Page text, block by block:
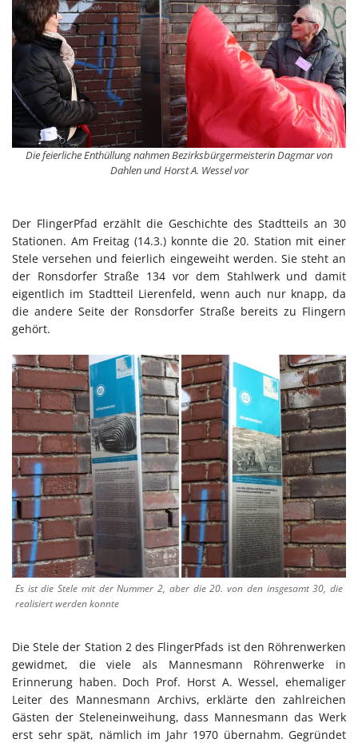
Die feierliche Enthüllung nahmen Bezirksbürgermeisterin Dagmar von
Dahlen und Horst A. Wessel vor
Der FlingerPfad erzählt die Geschichte des Stadtteils an 30
Stationen. Am Freitag (14.3.) konnte die 20. Station mit einer
Stele versehen und feierlich eingeweiht werden. Sie steht an
der Ronsdorfer Straße 134 vor dem Stahlwerk und damit
eigentlich im Stadtteil Lierenfeld, wenn auch nur knapp, da
die andere Seite der Ronsdorfer Straße bereits zu Flingern
gehört.
Es ist die Stele mit der Nummer 2, aber die 20. von den insgesamt 30, die
realisiert werden konnte
Die Stele der Station 2 des FlingerPfads ist den Röhrenwerken
gewidmet, die viele als Mannesmann Röhrenwerke in
Erinnerung haben. Doch Prof. Horst A. Wessel, ehemaliger
Leiter des Mannesmann Archivs, erklärte den zahlreichen
Gästen der Steleneinweihung, dass Mannesmann das Werk
erst sehr spät, nämlich im Jahr 1970 übernahm. Gegründet